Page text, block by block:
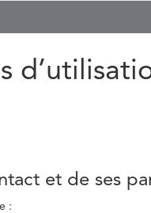
et de ses
: